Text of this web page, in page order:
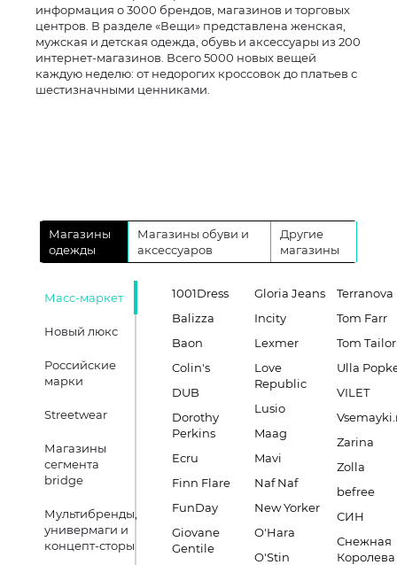
информация о 3000 брендов, магазинов и торговых
центров. В разделе «Вещи» представлена женская,
мужская и детская одежда, обувь и аксессуары из 200
интернет-магазинов. Всего 5000 новых вещей
каждую неделю: от недорогих кроссовок до платьев с
шестизначными ценниками.
Магазины
одежды
Магазины обуви и
аксессуаров
Другие
магазины
Масс-маркет
Новый люкс
Российские
марки
Streetwear
Магазины
сегмента
bridge
Мультибренды,
универмаги и
концепт-сторы
1001Dress
Balizza
Baon
Colin's
DUB
Dorothy
Perkins
Ecru
Finn Flare
FunDay
Giovane
Gentile
Gloria Jeans
Incity
Lexmer
Love
Republic
Lusio
Maag
Mavi
Naf Naf
New Yorker
O'Hara
O'Stin
Terranova
Tom Farr
Tom Tailor
Ulla
VILET
Zarina
Zolla
befree
СИН
Снежная
Королева